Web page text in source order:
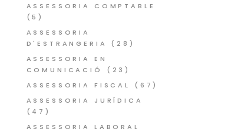
ASSESSORIA COMPTABLE
(5)
ASSESSORIA
D'ESTRANGERIA
(28)
ASSESSORIA EN
COMUNICACIÓ
(23)
ASSESSORIA FISCAL
(67)
ASSESSORIA JURÍDICA
(47)
ASSESSORIA LABORAL